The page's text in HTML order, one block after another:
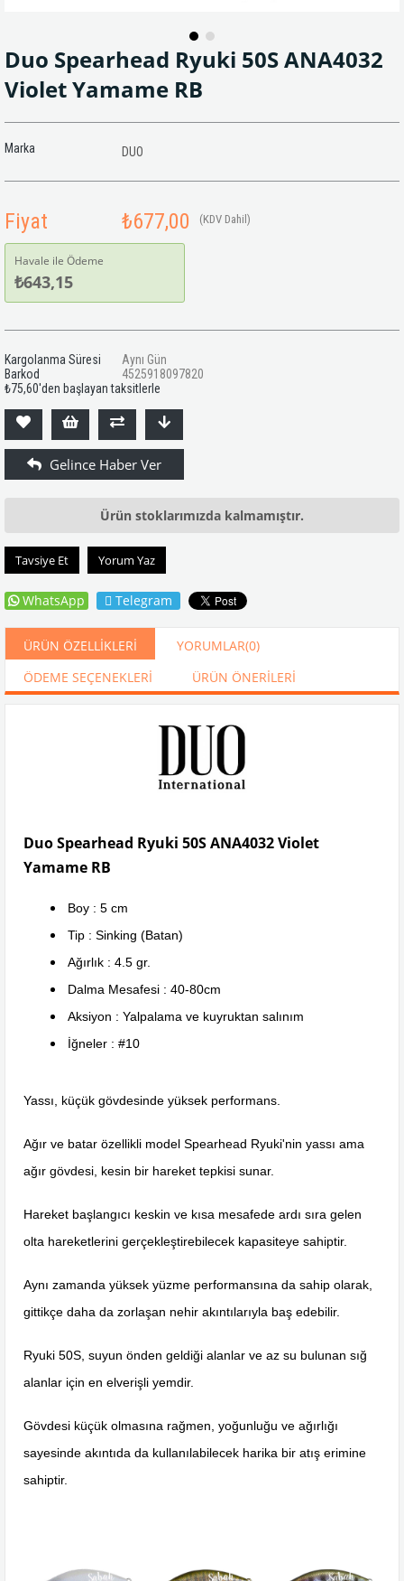
Duo Spearhead Ryuki 50S ANA4032
Violet Yamame RB
Marka DUO
Fiyat ₺677,00 (KDV Dahil)
Havale ile Ödeme
₺643,15
Kargolanma Süresi
Aynı Gün
Barkod
4525918097820
₺75,60'den başlayan taksitlerle
Ürün stoklarımızda kalmamıştır.
Tavsiye Et Yorum Yaz
WhatsApp Telegram
ÜRÜN ÖZELLIKLERI YORUMLAR(0)
ÖDEME SEÇENEKLERI
ÜRÜN ÖNERILERI
Duo Spearhead Ryuki 50S ANA4032 Violet
Yamame RB
Boy : 5 cm
Tip : Sinking (Batan)
Ağırlık : 4.5 gr.
Dalma Mesafesi : 40-80cm
Aksiyon : Yalpalama ve kuyruktan salınım
İğneler : #10
Yassı, küçük gövdesinde yüksek performans.
Ağır ve batar özellikli model Spearhead Ryuki'nin yassı ama
ağır gövdesi, kesin bir hareket tepkisi sunar.
Hareket başlangıcı keskin ve kısa mesafede ardı sıra gelen
olta hareketlerini gerçekleştirebilecek kapasiteye sahiptir.
Aynı zamanda yüksek yüzme performansına da sahip olarak,
gittikçe daha da zorlaşan nehir akıntılarıyla baş edebilir.
Ryuki 50S, suyun önden geldiği alanlar ve az su bulunan sığ
alanlar için en elverişli yemdir.
Gövdesi küçük olmasına rağmen, yoğunluğu ve ağırlığı
sayesinde akıntıda da kullanılabilecek harika bir atış erimine
sahiptir.